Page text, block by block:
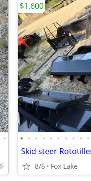
• • • • • • • • • • •
Skid steer
8/6 Fox Lake
$1,600